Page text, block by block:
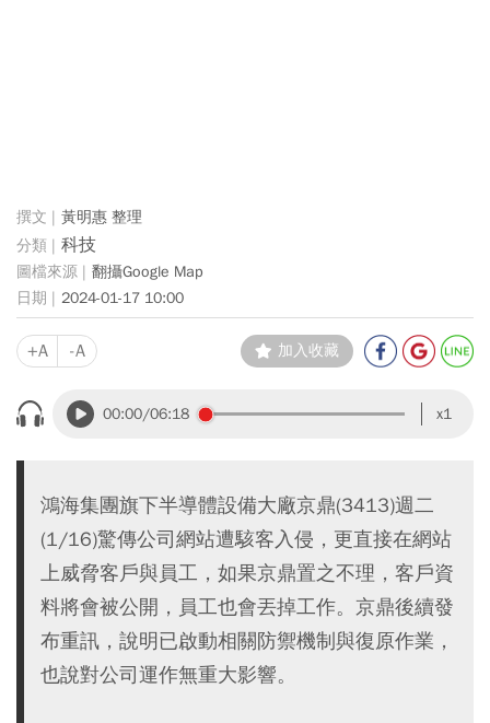
黃明惠 整理
科技
翻攝Google Map
2024-01-17 10:00
+A -A 加入收藏
00:00/06:18 x1
鴻海集團旗下半導體設備大廠京鼎(3413)週二
(1/16)驚傳公司網站遭駭客入侵，更直接在網站
上威脅客戶與員工，如果京鼎置之不理，客戶資
料將會被公開，員工也會丟掉工作。京鼎後續發
布重訊，說明已啟動相關防禦機制與復原作業，
也說對公司運作無重大影響。